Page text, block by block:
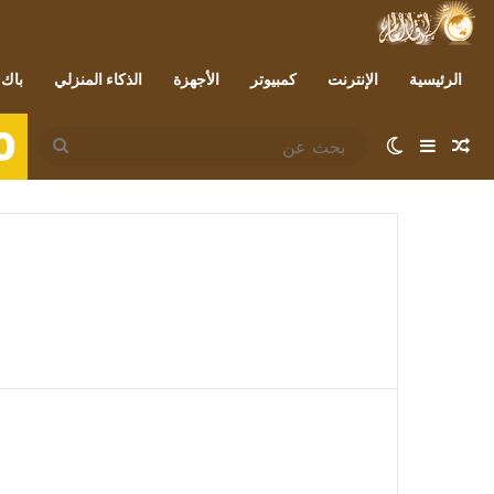
الرئيسية الإنترنت كمبيوتر الأجهزة الذكاء المنزلي
مقال عشوائي
إضافة عمود جانبي
الوضع المظلم
بحث
عن